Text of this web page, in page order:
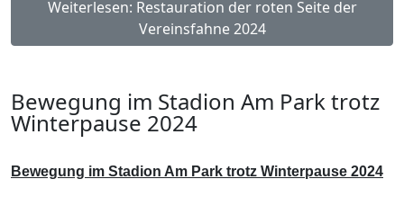
Weiterlesen: Restauration der roten Seite der
Vereinsfahne 2024
Bewegung im Stadion Am Park trotz
Winterpause 2024
Bewegung im Stadion Am Park trotz Winterpause 2024